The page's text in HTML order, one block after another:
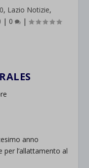
, Lazio Notizie,
| 0 |
anno
l’allattamento al